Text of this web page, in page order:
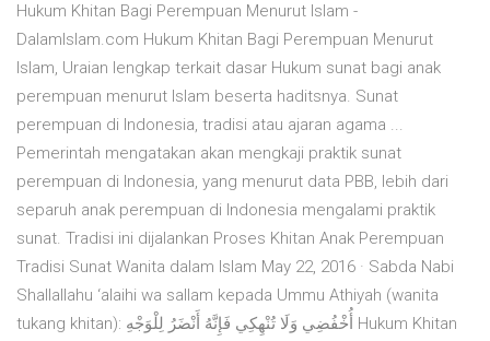
Hukum Khitan Bagi Perempuan Menurut Islam -
DalamIslam.com Hukum Khitan Bagi Perempuan Menurut
Islam, Uraian lengkap terkait dasar Hukum sunat bagi anak
perempuan menurut Islam beserta haditsnya. Sunat
perempuan di Indonesia, tradisi atau ajaran agama ...
Pemerintah mengatakan akan mengkaji praktik sunat
perempuan di Indonesia, yang menurut data PBB, lebih dari
separuh anak perempuan di Indonesia mengalami praktik
sunat. Tradisi ini dijalankan Proses Khitan Anak Perempuan
Tradisi Sunat Wanita dalam Islam May 22, 2016 · Sabda Nabi
Shallallahu ‘alaihi wa sallam kepada Ummu Athiyah (wanita
tukang khitan): أُخْفُضِي وَلَا تُنْهِكِي فَإِنَّهُ أَنْضَرُ لِلْوَجْهِ Hukum Khitan